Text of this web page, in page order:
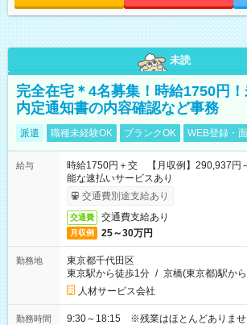
未読
完全在宅＊4名募集！時給1750円！
内定通知書の内容確認など事務
派遣 職種未経験OK ブランクOK WEB登録・
給与
時給1750円＋交 【月収例】290,937円
能な速払いサービスあり
交通費別途支給あり
交通費 交通費支給あり
月収例 25～30万円
勤務地
東京都千代田区
東京駅から徒歩1分 / 京橋(東京都)駅か
人材サービス会社
勤務時間 9:30～18:15 ※残業はほとんどありませ